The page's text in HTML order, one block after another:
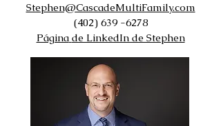
Stephen@CascadeMultiFamily.com
(402) 639 -6278
Página de LinkedIn de Stephen